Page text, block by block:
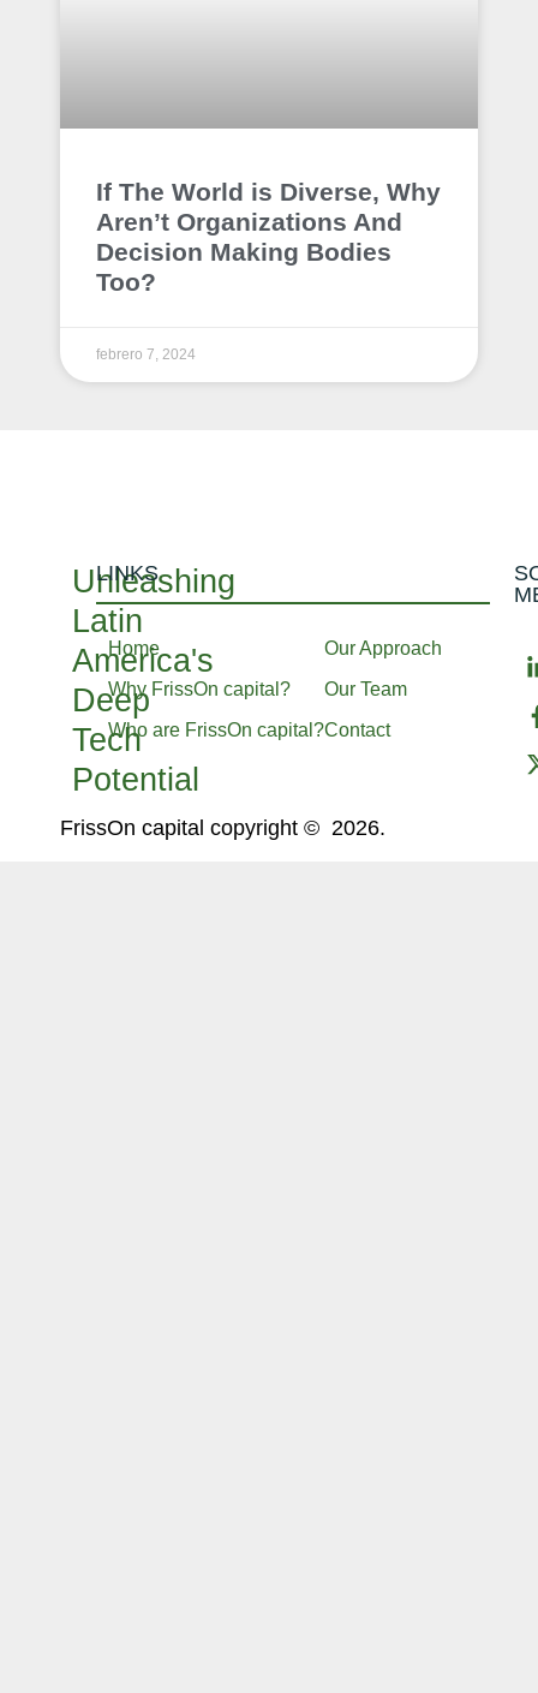
If The World is Diverse, Why
Aren’t Organizations And
Decision Making Bodies
Too?
febrero 7, 2024
Unleashing
Latin
America's
Deep
Tech
Potential
LINKS
Home
Why FrissOn capital?
Who are FrissOn capital?
Our Approach
Our Team
Contact
FrissOn capital copyright © 2026.